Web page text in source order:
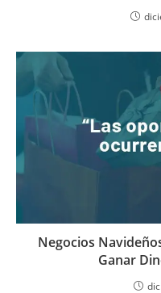
Negocios
Ganar